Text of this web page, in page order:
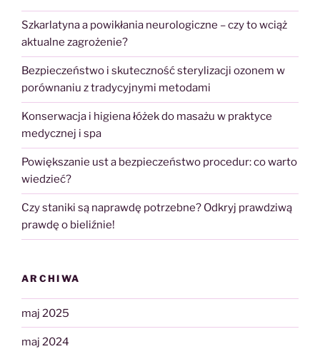
Szkarlatyna a powikłania neurologiczne – czy to wciąż
aktualne zagrożenie?
Bezpieczeństwo i skuteczność sterylizacji ozonem w
porównaniu z tradycyjnymi metodami
Konserwacja i higiena łóżek do masażu w praktyce
medycznej i spa
Powiększanie ust a bezpieczeństwo procedur: co warto
wiedzieć?
Czy staniki są naprawdę potrzebne? Odkryj prawdziwą
prawdę o bieliźnie!
ARCHIWA
maj 2025
maj 2024